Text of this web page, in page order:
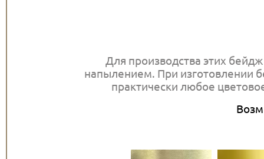
Для производства этих
напылением. При изготовлении
практически любое